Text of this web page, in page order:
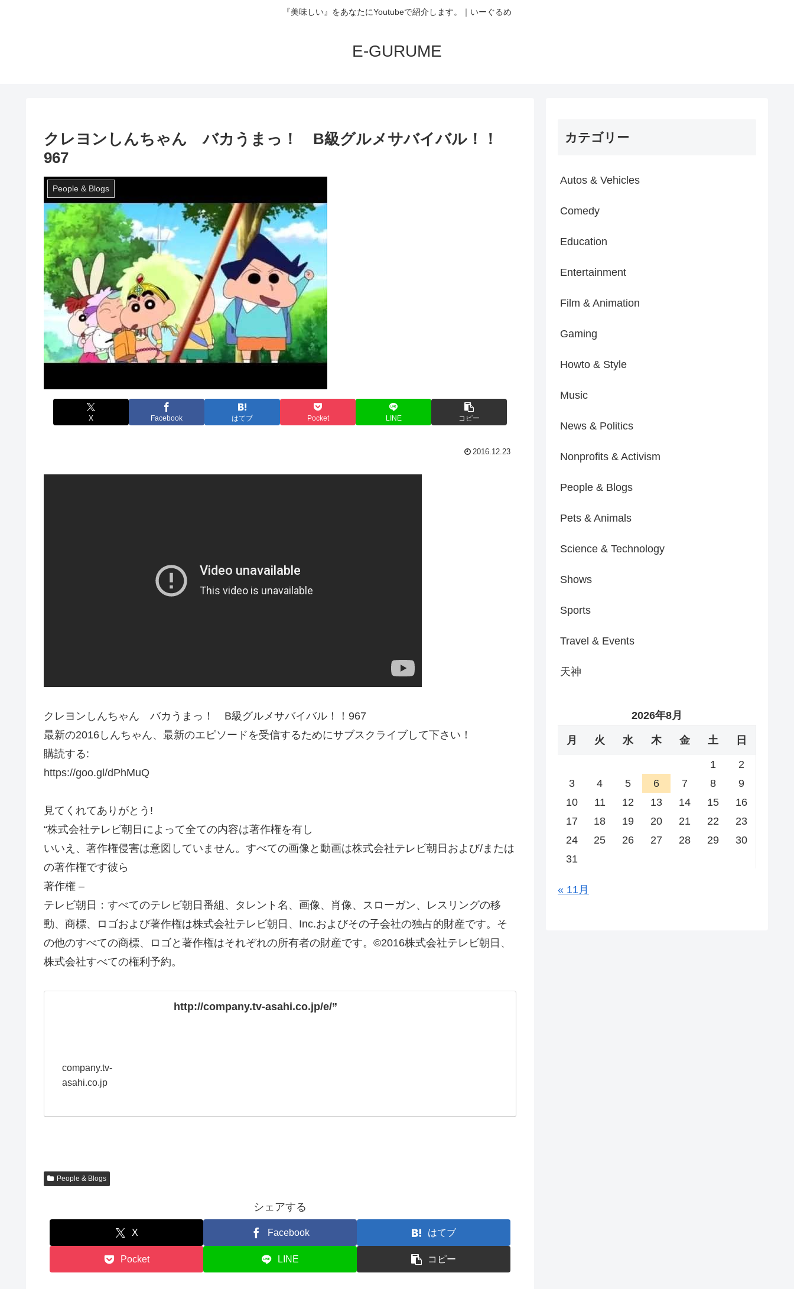
『美味しい』をあなたにYoutubeで紹介します。｜いーぐるめ
E-GURUME
クレヨンしんちゃん バカうまっ！ B級グルメサバイバル！！
967
People & Blogs
X Facebook はてブ Pocket LINE コピー
2016.12.23
クレヨンしんちゃん バカうまっ！ B級グルメサバイバル！！967
最新の2016しんちゃん、最新のエピソードを受信するためにサブスクライブして下さい！
購読する:
https://goo.gl/dPhMuQ
見てくれてありがとう!
“株式会社テレビ朝日によって全ての内容は著作権を有し
いいえ、著作権侵害は意図していません。すべての画像と動画は株式会社テレビ朝日および/または
の著作権です彼ら
著作権 –
テレビ朝日：すべてのテレビ朝日番組、タレント名、画像、肖像、スローガン、レスリングの移
動、商標、ロゴおよび著作権は株式会社テレビ朝日、Inc.およびその子会社の独占的財産です。そ
の他のすべての商標、ロゴと著作権はそれぞれの所有者の財産です。©2016株式会社テレビ朝日、
株式会社すべての権利予約。
http://company.tv-asahi.co.jp/e/”
company.tv-
asahi.co.jp
People & Blogs
シェアする
X Facebook はてブ
Pocket LINE コピー
カテゴリー
Autos & Vehicles
Comedy
Education
Entertainment
Film & Animation
Gaming
Howto & Style
Music
News & Politics
Nonprofits & Activism
People & Blogs
Pets & Animals
Science & Technology
Shows
Sports
Travel & Events
天神
2026年8月
月 火 水 木 金 土 日
1
2
3
4 5 6 7 8
9
10
11 12 13 14 15
16
17
18 19 20 21 22
23
24
25 26 27 28 29
30
31
« 11月